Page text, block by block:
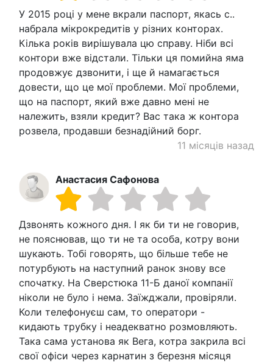
У 2015 році у мене вкрали паспорт, якась с..
набрала мікрокредитів у різних конторах.
Кілька років вирішувала цю справу. Ніби всі
контори вже відстали. Тільки ця помийна яма
продовжує дзвонити, і ще й намагається
довести, що це мої проблеми. Мої проблеми,
що на паспорт, який вже давно мені не
належить, взяли кредит? Вас така ж контора
розвела, продавши безнадійний борг.
11 місяців назад
Анастасия Сафонова
Дзвонять кожного дня. І як би ти не говорив,
не пояснював, що ти не та особа, котру вони
шукають. Тобі говорять, що більше тебе не
потурбують на наступний ранок знову все
спочатку. На Сверстюка 11-Б даної компанії
ніколи не було і нема. Заїжджали, провіряли.
Коли телефонуєш сам, то оператори -
кидають трубку і неадекватно розмовляють.
Така сама установа як Вега, котра закрила всі
свої офіси через карнатин з березня місяця